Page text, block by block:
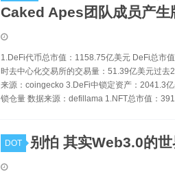
Caked Apes团队成员产生
1.DeFi代币总市值：1158.75亿美元 DeFi总市
时去中心化交易所的交易量：51.39亿美元过去
来源：coingecko 3.DeFi中锁定资产：2041.3
锁仓量 数据来源：defillama 1.NFT总市值：391
DOT 别怕 其实Web3.0的